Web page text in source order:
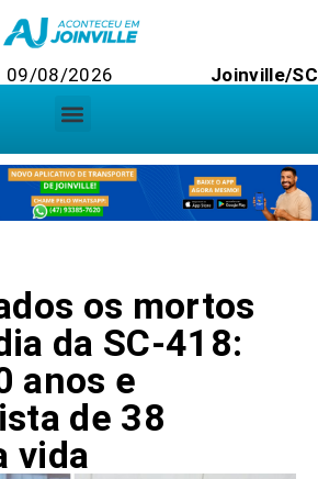
09/08/2026 Joinville/SC
os mortos
da SC-418:
anos e
de 38
vida